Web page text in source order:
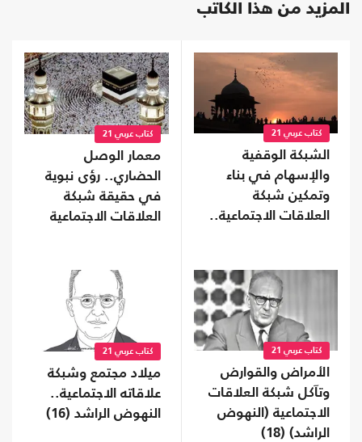
المزيد من هذا الكاتب
كتاب عربي 21
الشبكة الوقفية
والإسهام في بناء
وتمكين شبكة
العلاقات الاجتماعية..
كتاب عربي 21
معمار الوصل
الحضاري.. رؤى نبوية
في حقيقة شبكة
العلاقات الاجتماعية
كتاب عربي 21
الأمراض والقوارض
وتآكل شبكة العلاقات
الاجتماعية (النهوض
الراشد) ‏(18)
كتاب عربي 21
ميلاد مجتمع وشبكة
علاقاته الاجتماعية..
النهوض الراشد (16)